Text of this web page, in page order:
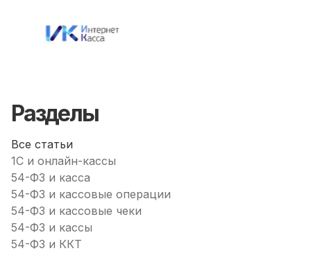
Разделы
Все статьи
1С и онлайн-кассы
54-ФЗ и касса
54-ФЗ и кассовые операции
54-ФЗ и кассовые чеки
54-ФЗ и кассы
54-ФЗ и ККТ